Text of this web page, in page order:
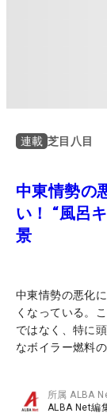
連載 芝目八目
中東情勢の
い！ “風呂
景
中東情勢の悪化
くなっている。
ではなく、特に
なボイラー燃料
所属ALBA
ALBA Net編